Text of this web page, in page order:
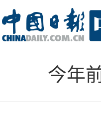
今年